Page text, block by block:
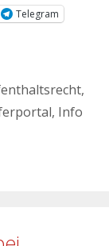
Telegram
,
, Info